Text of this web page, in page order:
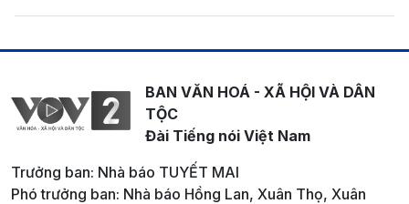
BAN VĂN HOÁ - XÃ HỘI VÀ DÂN
TỘC
Đài Tiếng nói Việt Nam
Trưởng ban: Nhà báo TUYẾT MAI
Phó trưởng ban: Nhà báo Hồng Lan, Xuân Thọ, Xuân